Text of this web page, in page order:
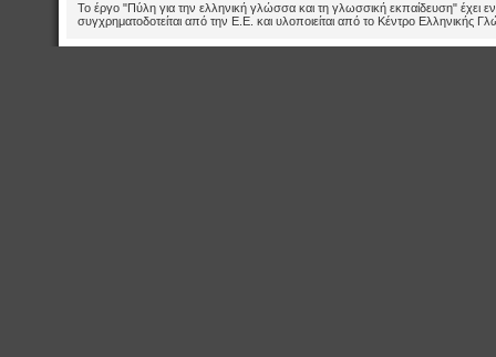
Το έργο "Πύλη για την ελληνική γλώσσα και τη γλωσσική εκπαίδευση" έχει
συγχρηματοδοτείται από την Ε.E. και υλοποιείται από το Κέντρο Ελληνικής